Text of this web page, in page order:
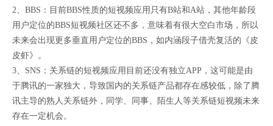
2、BBS：目前BBS性质的短视频应用只有B站和A站，其他年龄段
用户定位的BBS短视频社区还不多，意味着有很大空白市场，所以
未来会出现更多垂直用户定位的BBS，如内涵段子借壳复活的《皮
皮虾》。
3、SNS：关系链的短视频应用目前还没有独立APP，这可能是由
于腾讯的一家独大，导致国内的关系链产品都存在感较低，除了腾
讯主导的熟人关系链外，同学、同事、陌生人等关系链短视频未来
存在一定机会。